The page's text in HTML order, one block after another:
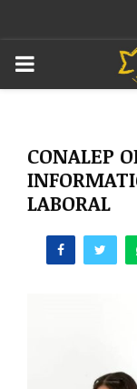
PRIMARY
CONALEP
LABORAL